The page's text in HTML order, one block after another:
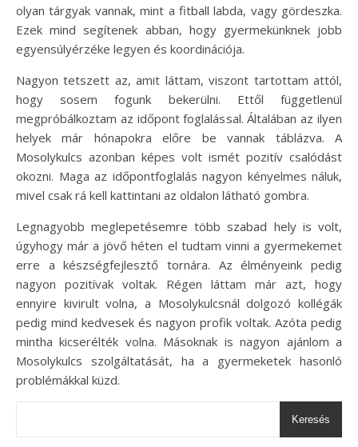
olyan tárgyak vannak, mint a fitball labda, vagy gördeszka.
Ezek mind segítenek abban, hogy gyermekünknek jobb
egyensúlyérzéke legyen és koordinációja.
Nagyon tetszett az, amit láttam, viszont tartottam attól,
hogy sosem fogunk bekerülni. Ettől függetlenül
megpróbálkoztam az időpont foglalással. Általában az ilyen
helyek már hónapokra előre be vannak táblázva. A
Mosolykulcs azonban képes volt ismét pozitív csalódást
okozni. Maga az időpontfoglalás nagyon kényelmes náluk,
mivel csak rá kell kattintani az oldalon látható gombra.
Legnagyobb meglepetésemre több szabad hely is volt,
úgyhogy már a jövő héten el tudtam vinni a gyermekemet
erre a készségfejlesztő tornára. Az élményeink pedig
nagyon pozitívak voltak. Régen láttam már azt, hogy
ennyire kivirult volna, a Mosolykulcsnál dolgozó kollégák
pedig mind kedvesek és nagyon profik voltak. Azóta pedig
mintha kicserélték volna. Másoknak is nagyon ajánlom a
Mosolykulcs szolgáltatását, ha a gyermeketek hasonló
problémákkal küzd.
Keresés